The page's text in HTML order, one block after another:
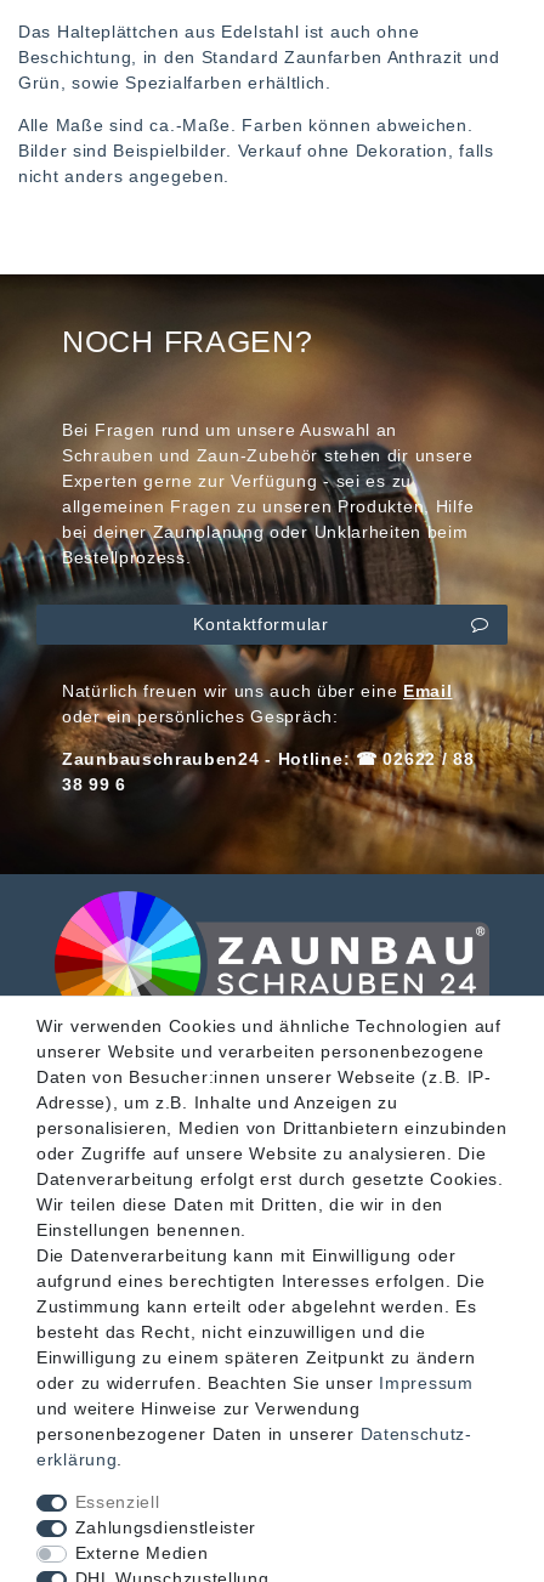
Das Halteplättchen aus Edelstahl ist auch ohne
Beschichtung, in den Standard Zaunfarben Anthrazit und
Grün, sowie Spezialfarben erhältlich.
Alle Maße sind ca.-Maße. Farben können abweichen.
Bilder sind Beispielbilder. Verkauf ohne Dekoration, falls
nicht anders angegeben.
NOCH FRAGEN?
Bei Fragen rund um unsere Auswahl an
Schrauben und Zaun-Zubehör stehen dir unsere
Experten gerne zur Verfügung - sei es zu
allgemeinen Fragen zu unseren Produkten, Hilfe
bei deiner Zaunplanung oder Unklarheiten beim
Bestellprozess.
Kontaktformular
Natürlich freuen wir uns auch über eineEmail
oder ein persönliches Gespräch:
Zaunbauschrauben24 - Hotline: ☎ 02622 / 88
38 99 6
SERVICE
INFORMATIONEN
KONTAKT
Wir verwenden Cookies und ähnliche Technologien auf
unserer Website und verarbeiten personenbezogene
Daten von Besucher:innen unserer Webseite (z.B. IP-
Adresse), um z.B. Inhalte und Anzeigen zu
personalisieren, Medien von Drittanbietern einzubinden
oder Zugriffe auf unsere Website zu analysieren. Die
Datenverarbeitung erfolgt erst durch gesetzte Cookies.
Wir teilen diese Daten mit Dritten, die wir in den
Einstellungen benennen.
Die Datenverarbeitung kann mit Einwilligung oder
aufgrund eines berechtigten Interesses erfolgen. Die
Zustimmung kann erteilt oder abgelehnt werden. Es
besteht das Recht, nicht einzuwilligen und die
Einwilligung zu einem späteren Zeitpunkt zu ändern
oder zu widerrufen. Beachten Sie unser Impressum
und weitere Hinweise zur Verwendung
personenbezogener Daten in unserer Daten­schutz­
erklärung
Essenziell
Zahlungsdienstleister
Externe Medien